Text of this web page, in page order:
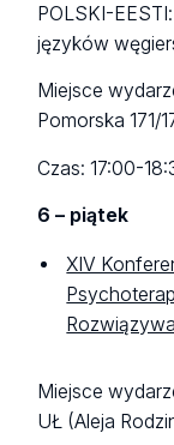
POLSKI-
języków
Miejsce
Pomorska 171/
Czas: 17:00-
6 – piątek
XIV
Miejsce
UŁ (Aleja